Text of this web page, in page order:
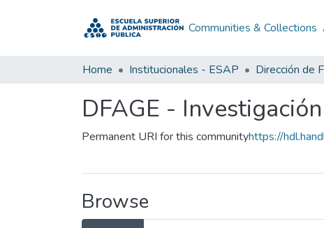
Communities & Collections
Home Institucionales - ESAP
DFAGE -
Permanent URI for this communityhttps://
Browse